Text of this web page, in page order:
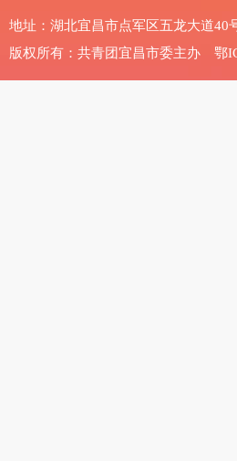
地址：湖北宜昌市点军区五龙大道
版权所有：共青团宜昌市委主办 鄂